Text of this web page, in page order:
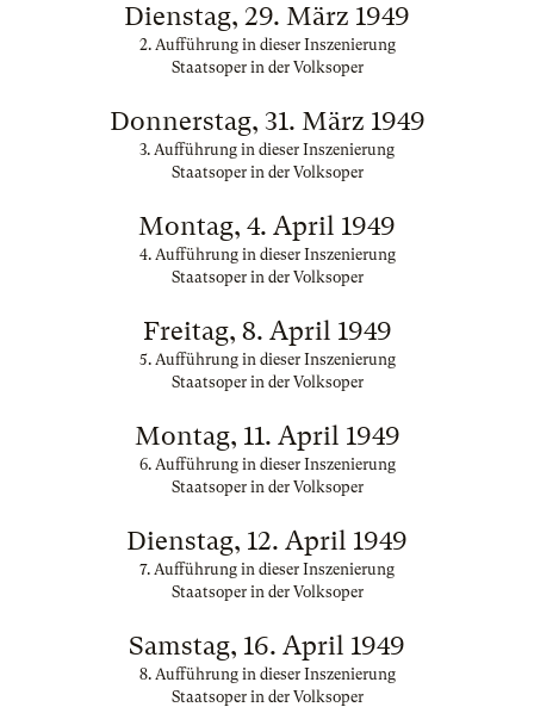
Dienstag, 29. März 1949
2. Aufführung in dieser Inszenierung
Staatsoper in der Volksoper
Donnerstag, 31. März 1949
3. Aufführung in dieser Inszenierung
Staatsoper in der Volksoper
Montag, 4. April 1949
4. Aufführung in dieser Inszenierung
Staatsoper in der Volksoper
Freitag, 8. April 1949
5. Aufführung in dieser Inszenierung
Staatsoper in der Volksoper
Montag, 11. April 1949
6. Aufführung in dieser Inszenierung
Staatsoper in der Volksoper
Dienstag, 12. April 1949
7. Aufführung in dieser Inszenierung
Staatsoper in der Volksoper
Samstag, 16. April 1949
8. Aufführung in dieser Inszenierung
Staatsoper in der Volksoper